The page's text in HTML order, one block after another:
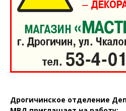
Редакция "ДВ"
Дрогичинское отделение